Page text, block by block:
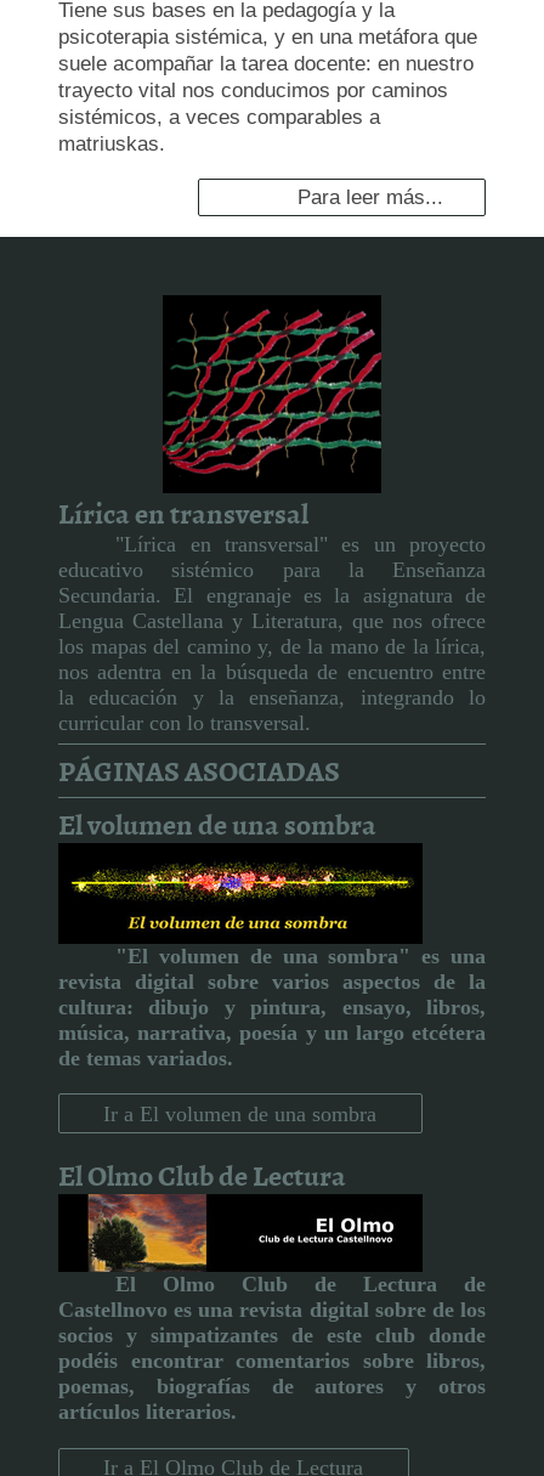
Tiene sus bases en la pedagogía y la
psicoterapia sistémica, y en una metáfora que
suele acompañar la tarea docente: en nuestro
trayecto vital nos conducimos por caminos
sistémicos, a veces comparables a
matriuskas.
Para leer más...
Lírica en transversal
"Lírica en transversal" es un proyecto
educativo sistémico para la Enseñanza
Secundaria. El engranaje es la asignatura de
Lengua Castellana y Literatura, que nos ofrece
los mapas del camino y, de la mano de la lírica,
nos adentra en la búsqueda de encuentro entre
la educación y la enseñanza, integrando lo
curricular con lo transversal.
PÁGINAS ASOCIADAS
El volumen de una sombra
"El volumen de una sombra" es una
revista digital sobre varios aspectos de la
cultura:
dibujo y pintura, ensayo, libros,
música, narrativa, poesía y un largo etcétera
de temas variados.
Ir a El volumen de una sombra
El Olmo Club de Lectura
El Olmo Club de Lectura de
Castellnovo es una revista digital sobre de los
socios y simpatizantes de este club donde
podéis encontrar comentarios sobre libros,
poemas, biografías de autores y otros
artículos literarios.
Ir a El Olmo Club de Lectura